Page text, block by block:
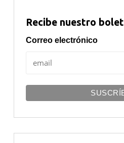
Recibe nuestro
Correo electrónico